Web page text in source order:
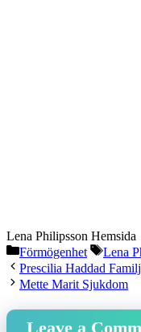
Lena Philipsson Hemsida
Categories
Förmögenhet Tags
Lena
Prescilia Haddad Familj
Mette Marit Sjukdom
Leave a